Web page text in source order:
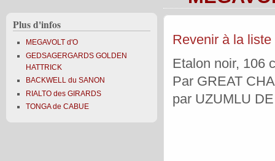
Plus d'infos
MEGAVOLT d'O
GEDSAGERGARDS GOLDEN
HATTRICK
BACKWELL du SANON
RIALTO des GIRARDS
TONGA de CABUE
Revenir à la liste
Etalon noir, 106
Par GREAT
par UZUMLU